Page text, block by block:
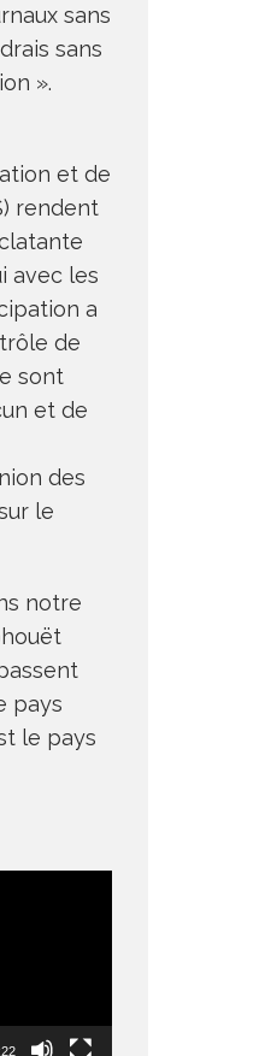
sans
sans
».
et de
rendent
avec les
a
de
sont
et de
des
le
notre
pays
le pays